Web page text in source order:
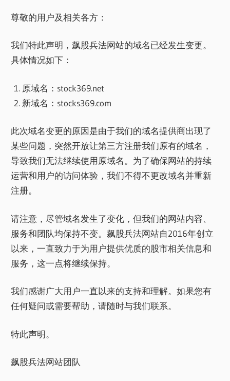
尊敬的用户及相关各方：
我们特此声明，飙股兵法网站的域名已经发生变更。
具体情况如下：
原域名：stock369.net
新域名：stocks369.com
此次域名变更的原因是由于我们的域名提供商出现了
某些问题，突然开放让第三方注册我们原有的域名，
导致我们无法继续使用原域名。为了确保网站的持续
运营和用户的访问体验，我们不得不更改域名并重新
注册。
请注意，尽管域名发生了变化，但我们的网站内容、
服务和团队均保持不变。飙股兵法网站自2016年创立
以来，一直致力于为用户提供优质的股市相关信息和
服务，这一点将继续保持。
我们感谢广大用户一直以来的支持和理解。如果您有
任何疑问或需要帮助，请随时与我们联系。
特此声明。
飙股兵法网站团队